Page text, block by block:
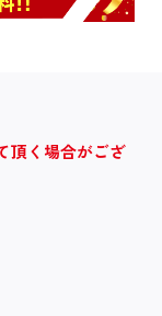
頂く場合がござ